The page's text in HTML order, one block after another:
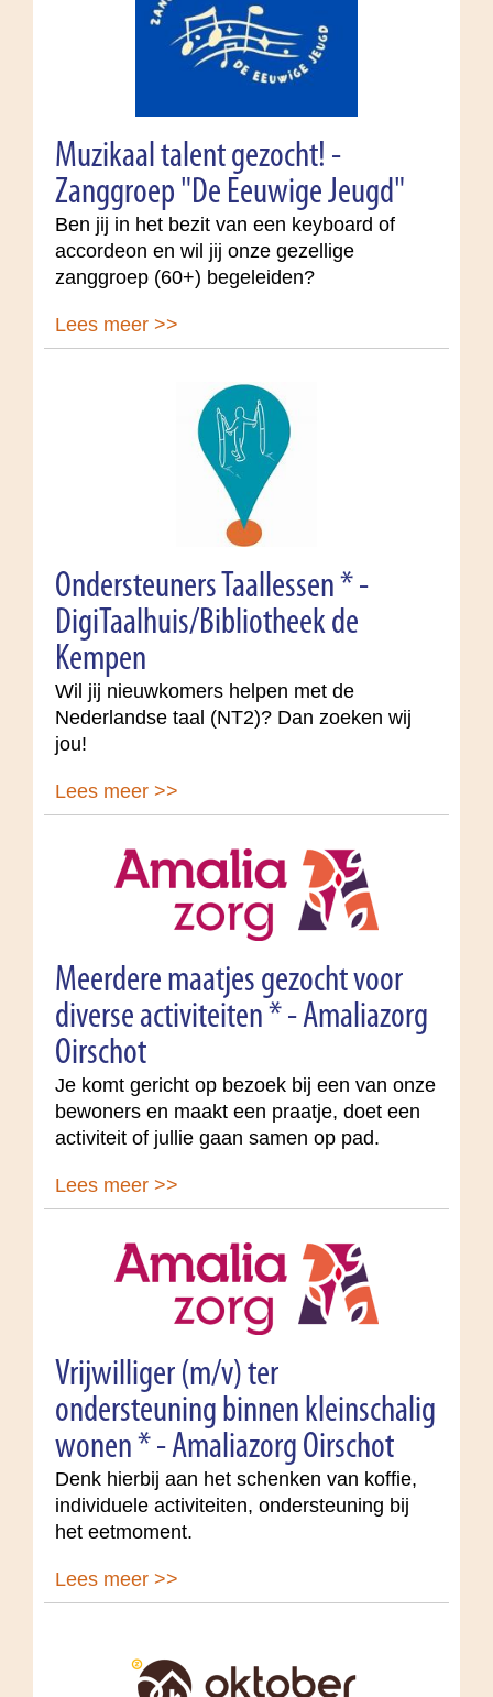
Muzikaal talent gezocht! -
Zanggroep "De Eeuwige Jeugd"
Ben jij in het bezit van een keyboard of
accordeon en wil jij onze gezellige
zanggroep (60+) begeleiden?
Lees meer >>
Ondersteuners Taallessen * -
DigiTaalhuis/Bibliotheek de
Kempen
Wil jij nieuwkomers helpen met de
Nederlandse taal (NT2)? Dan zoeken wij
jou!
Lees meer >>
Meerdere maatjes gezocht voor
diverse activiteiten * - Amaliazorg
Oirschot
Je komt gericht op bezoek bij een van onze
bewoners en maakt een praatje, doet een
activiteit of jullie gaan samen op pad.
Lees meer >>
Vrijwilliger (m/v) ter
ondersteuning binnen kleinschalig
wonen * - Amaliazorg Oirschot
Denk hierbij aan het schenken van koffie,
individuele activiteiten, ondersteuning bij
het eetmoment.
Lees meer >>